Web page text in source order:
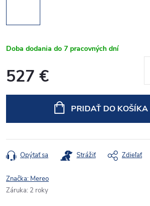
Doba dodania do 7 pracovných dní
527 €
PRIDAŤ DO KOŠÍKA
Opýtať sa Strážiť Zdieľať
Značka: Mereo
Záruka: 2 roky